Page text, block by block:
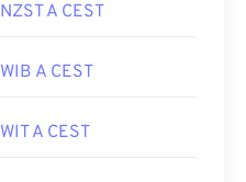
NZST A CEST
WIB A CEST
WIT A CEST